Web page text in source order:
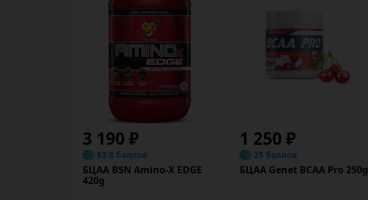
3 190 ₽
63.8 баллов
БЦАА BSN Amino-X EDGE
420g
1 250 ₽
25 баллов
БЦАА Genet BCAA Pro 250g